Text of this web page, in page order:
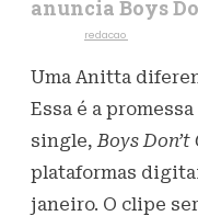
anuncia Boys
redacao
Uma Anitta
Essa é a
single, Boys Don’t
plataformas
janeiro. O clipe